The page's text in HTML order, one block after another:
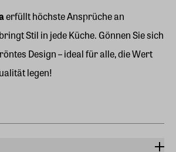
erfüllt höchste Ansprüche an
Stil in jede Küche. Gönnen Sie sich
Design – ideal für alle, die Wert
legen!